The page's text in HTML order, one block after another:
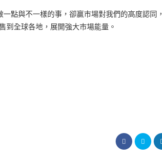
點與不一樣的事，卻贏巿場對我們的高度認同
到全球各地，展開強大巿場能量。